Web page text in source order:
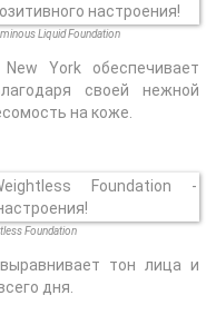
Liquid Foundation
York обеспечивает
своей нежной
на коже.
Foundation
тон лица и
дня.